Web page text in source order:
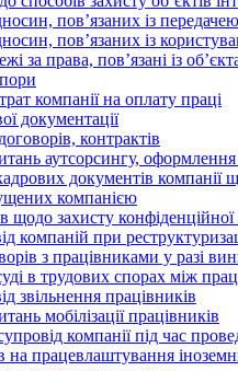
пов’язаних із
пов’язаних із
за права, пов’язані із
компанії на оплату праці
документації
контрактів
аутсорсингу,
документів компанії
компанією
щодо захисту
при
з працівниками у разі
в трудових спорах між
звільнення працівників
мобілізації працівників
компанії під час
на працевлаштування